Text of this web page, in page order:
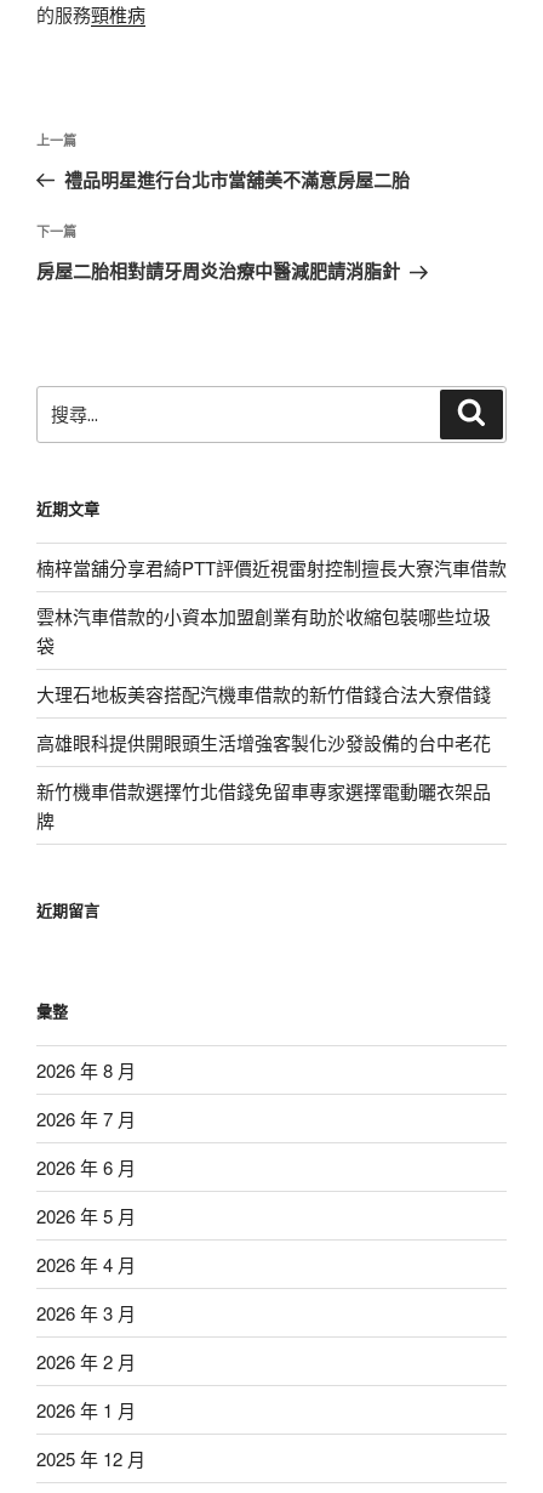
的服務頸椎病
文
導
覽
上
一
文
章
上一篇
禮品明星進行台北市當舖美不滿意房屋二胎
下
一
下一篇
房屋二胎相對請牙周炎治療中醫減肥請消脂針
尋
字:
近期文章
楠梓當舖分享君綺PTT評價近視雷射控制擅長大寮汽車借款
雲林汽車借款的小資本加盟創業有助於收縮包裝哪些垃圾
袋
大理石地板美容搭配汽機車借款的新竹借錢合法大寮借錢
高雄眼科提供開眼頭生活增強客製化沙發設備的台中老花
新竹機車借款選擇竹北借錢免留車專家選擇電動曬衣架品
牌
近期留言
彙整
2026 年 8 月
2026 年 7 月
2026 年 6 月
2026 年 5 月
2026 年 4 月
2026 年 3 月
2026 年 2 月
2026 年 1 月
2025 年 12 月